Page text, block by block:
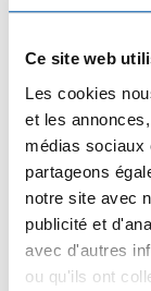
Ce site web
Les cookies
et les
médias sociaux
partageons
notre site avec
publicité et
avec d'autres
ou qu'ils ont
rc::c
WEBMO-
MNO